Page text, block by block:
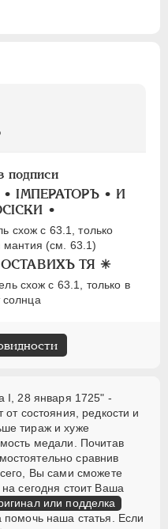
подписи
IМПЕРАТОРЪ • И
•
схож с 63.1, только
мантия (см. 63.1)
ТЯ ✳
схож с 63.1, только в
солнца
I, 28 января 1725" -
состояния, редкости и
тираж и хуже
медали. Почитав
сравнив
Вы сами сможете
сегодня стоит Ваша
или подделка
наша статья. Если